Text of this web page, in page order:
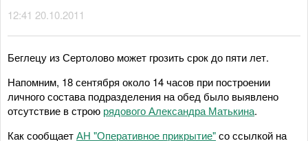
12:41 20.10.2011
Беглецу из Сертолово может грозить срок до пяти лет.
Напомним, 18 сентября около 14 часов при построении
личного состава подразделения на обед было выявлено
отсутствие в строю рядового Александра Матькина.
Как сообщаетАН "Оперативное прикрытие"со ссылкой на